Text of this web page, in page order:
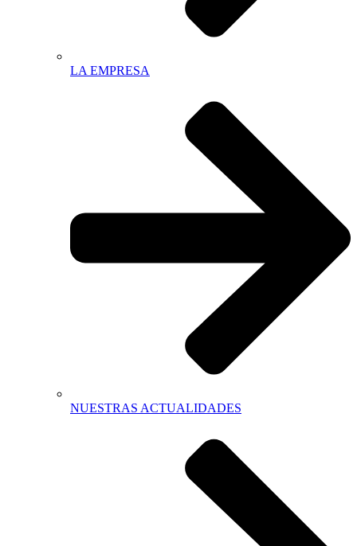
LA EMPRESA
NUESTRAS ACTUALIDADES